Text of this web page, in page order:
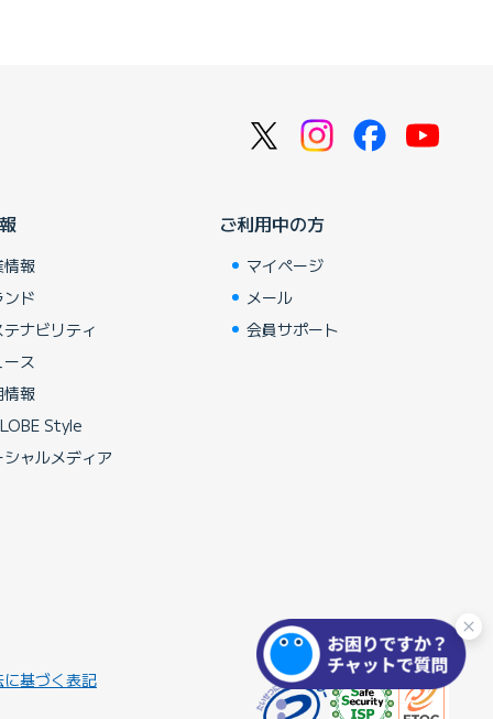
情報
ンド
ナビリティ
ス
情報
Style
シャルメディア
ご利用中の方
マイページ
メール
会員サポート
基づく表記